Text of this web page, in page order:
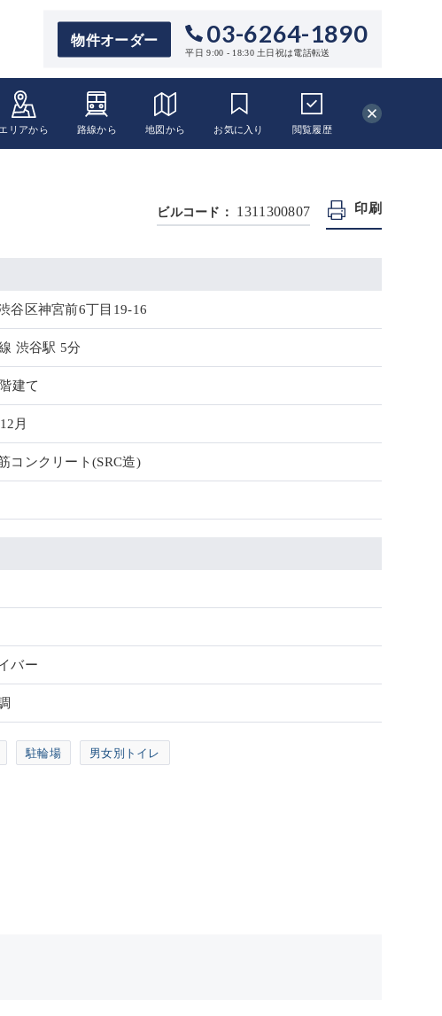
物件オーダー 03-6264-1890
平日 9:00 - 18:30 土日祝は電話転送
エリアから 路線から 地図から お気に入り 閲覧履歴
ビルコード： 1311300807 印刷
谷区神宮前6丁目19-16
渋谷駅 5分
建て
月
コンクリート(SRC造)
バー
駐輪場 男女別トイレ